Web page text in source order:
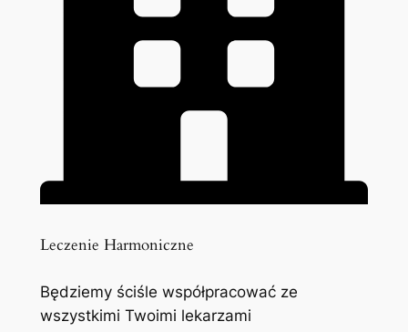
Leczenie Harmoniczne
Będziemy ściśle współpracować ze
wszystkimi Twoimi lekarzami